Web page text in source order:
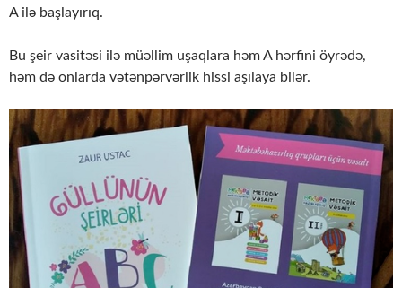
A ilə başlayırıq.
Bu şeir vasitəsi ilə müəllim uşaqlara həm A hərfini öyrədə,
həm də onlarda vətənpərvərlik hissi aşılaya bilər.